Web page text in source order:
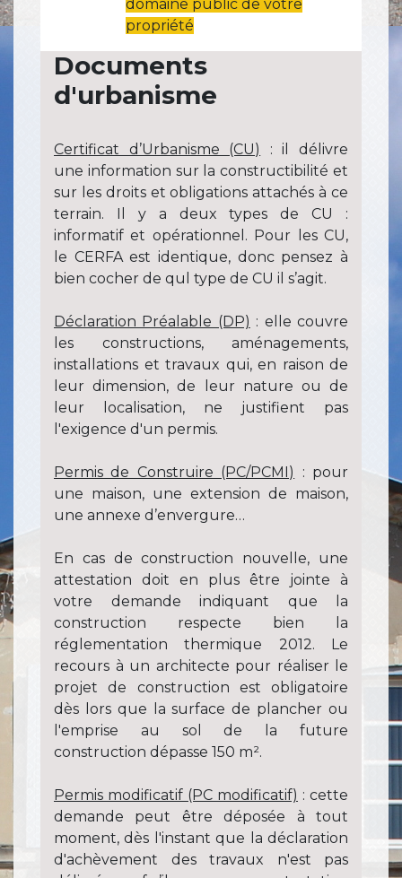
domaine public de votre
propriété
Documents
d'urbanisme
​​​​​​Certificat d’Urbanisme (CU)
: il délivre
une information sur la constructibilité et
sur les droits et obligations attachés à ce
terrain. Il y a deux types de CU :
informatif et opérationnel. Pour les CU,
le CERFA est identique, donc pensez à
bien cocher de qul type de CU il s’agit.
Déclaration Préalable (DP) : elle couvre
les constructions, aménagements,
installations et travaux qui, en raison de
leur dimension, de leur nature ou de
leur localisation, ne justifient pas
l'exigence d'un permis.
Permis de Construire (PC/PCMI)
: pour
une maison, une extension de maison,
une annexe d’envergure…
En cas de construction nouvelle, une
attestation doit en plus être jointe à
votre demande indiquant que la
construction respecte bien la
réglementation thermique 2012. Le
recours à un architecte pour réaliser le
projet de construction est obligatoire
dès lors que la surface de plancher ou
l'emprise au sol de la future
construction dépasse 150 m².
Permis modificatif (PC modificatif) : cette
demande peut être déposée à tout
moment, dès l'instant que la déclaration
d'achèvement des travaux n'est pas